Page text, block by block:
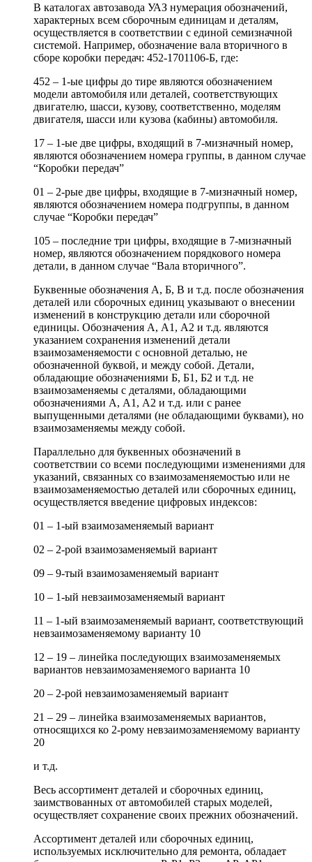
В каталогах автозавода УАЗ нумерация обозначений,
характерных всем сборочным единицам и деталям,
осуществляется в соответствии с единой семизначной
системой. Например, обозначение вала вторичного в
сборе коробки передач: 452-1701106-Б, где:
452 – 1-ые цифры до тире являются обозначением
модели автомобиля или деталей, соответствующих
двигателю, шасси, кузову, соответственно, моделям
двигателя, шасси или кузова (кабины) автомобиля.
17 – 1-ые две цифры, входящий в 7-мизначный номер,
являются обозначением номера группы, в данном случае
“Коробки передач”
01 – 2-рые две цифры, входящие в 7-мизначный номер,
являются обозначением номера подгруппы, в данном
случае “Коробки передач”
105 – последние три цифры, входящие в 7-мизначный
номер, являются обозначением порядкового номера
детали, в данном случае “Вала вторичного”.
Буквенные обозначения А, Б, В и т.д. после обозначения
деталей или сборочных единиц указывают о внесении
изменений в конструкцию детали или сборочной
единицы. Обозначения А, А1, А2 и т.д. являются
указанием сохранения изменений детали
взаимозаменяемости с основной деталью, не
обозначенной буквой, и между собой. Детали,
обладающие обозначениями Б, Б1, Б2 и т.д. не
взаимозаменяемы с деталями, обладающими
обозначениями А, А1, А2 и т.д. или с ранее
выпущенными деталями (не обладающими буквами), но
взаимозаменяемы между собой.
Параллельно для буквенных обозначений в
соответствии со всеми последующими изменениями для
указаний, связанных со взаимозаменяемостью или не
взаимозаменяемостью деталей или сборочных единиц,
осуществляется введение цифровых индексов:
01 – 1-ый взаимозаменяемый вариант
02 – 2-рой взаимозаменяемый вариант
09 – 9-тый взаимозаменяемый вариант
10 – 1-ый невзаимозаменяемый вариант
11 – 1-ый взаимозаменяемый вариант, соответствующий
невзаимозаменяемому варианту 10
12 – 19 – линейка последующих взаимозаменяемых
вариантов невзаимозаменяемого варианта 10
20 – 2-рой невзаимозаменяемый вариант
21 – 29 – линейка взаимозаменяемых вариантов,
относящихся ко 2-рому невзаимозаменяемому варианту
20
и т.д.
Весь ассортимент деталей и сборочных единиц,
заимствованных от автомобилей старых моделей,
осуществляет сохранение своих прежних обозначений.
Ассортимент деталей или сборочных единиц,
используемых исключительно для ремонта, обладает